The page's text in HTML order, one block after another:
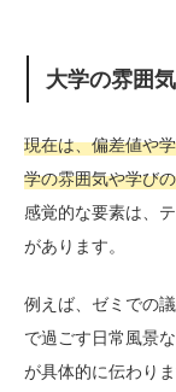
大学の雰囲
現在は、偏差値や
学の雰囲気や学び
感覚的な要素は、
があります。
例えば、ゼミでの
で過ごす日常風景
が具体的に伝わり